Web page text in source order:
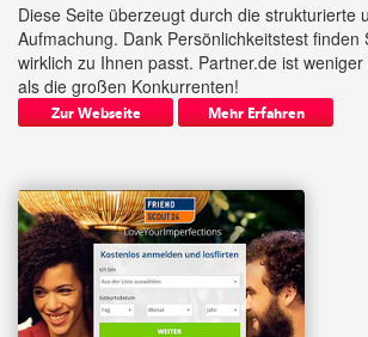
Diese Seite überzeugt durch die strukturierte
Aufmachung. Dank Persönlichkeitstest finden
wirklich zu Ihnen passt. Partner.de ist
als die großen Konkurrenten!
Zur Webseite Mehr Erfahren